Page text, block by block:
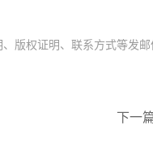
版权证明、联系方式等发
下一篇